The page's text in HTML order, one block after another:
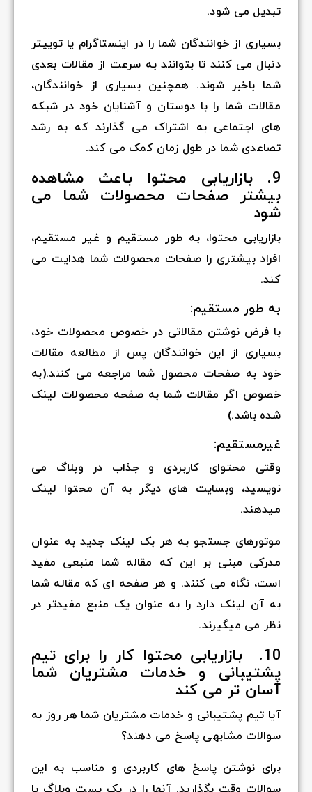
تبدیل می شود.
بسیاری از خوانندگان شما را در اینستاگرام یا توییتر
دنبال می کنند تا بتوانند به سرعت از مقالات بعدی
شما باخبر شوند. همچنین بسیاری از خوانندگان،
مقالات شما را با دوستان و آشنایان خود در شبکه
های اجتماعی به اشتراک می گذارند که به رشد
تصاعدی شما در طول زمان کمک می کند.
9. بازاریابی محتوا باعث مشاهده
بیشتر صفحات محصولات شما می
شود
بازاریابی محتوا، به طور مستقیم و غیر مستقیم،
افراد بیشتری را صفحات محصولات شما هدایت می
کند.
به طور مستقیم:
با فرض نوشتن مقالاتی در خصوص محصولات خود،
بسیاری از این خوانندگان پس از مطالعه مقالات
خود به صفحات محصول شما مراجعه می کنند.(به
خصوص اگر مقالات شما به صفحه محصولات لینک
شده باشد.)
غیرمستقیم:
وقتی محتوای کاربردی و جذاب در وبلاگ می
نویسید، وبسایت های دیگر به آن محتوا لینک
میدهند.
موتورهای جستجو به هر بک لینک جدید به عنوان
مدرکی مبنی بر این که مقاله شما منبعی مفید
است، نگاه می کنند. و هر صفحه ای که مقاله شما
به آن لینک دارد را به عنوان یک منبع مفیدتر در
نظر می میگیرند.
10. بازاریابی محتوا کار را برای تیم
پشتیبانی و خدمات مشتریان شما
آسان تر می کند
آیا تیم پشتیبانی و خدمات مشتریان شما هر روز به
سوالات مشابهی پاسخ می دهند؟
برای نوشتن پاسخ های کاربردی و مناسب به این